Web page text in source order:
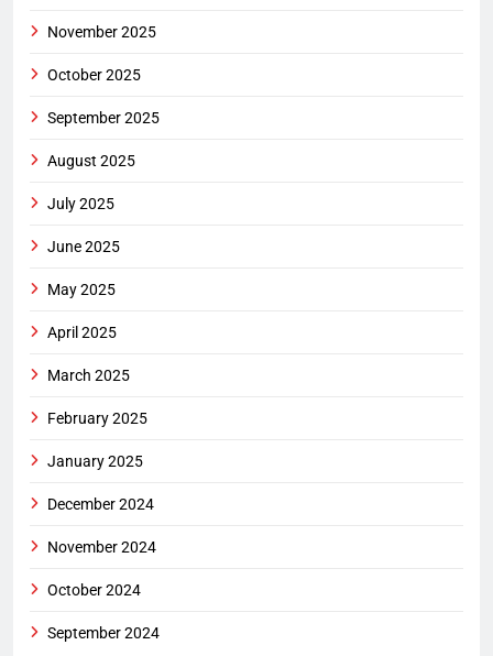
November 2025
October 2025
September 2025
August 2025
July 2025
June 2025
May 2025
April 2025
March 2025
February 2025
January 2025
December 2024
November 2024
October 2024
September 2024